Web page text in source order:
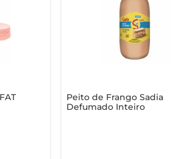
Peito de Frango Sadia
Defumado Inteiro